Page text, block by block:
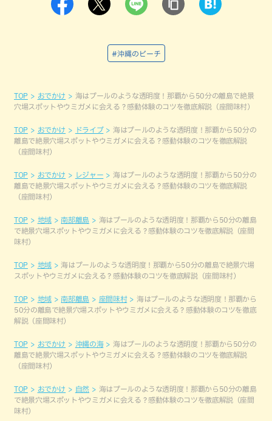
#沖縄のビーチ
TOP おでかけ
海はプールのような透明度！那覇から50分の離島で絶景
穴場スポットやウミガメに会える？感動体験のコツを徹底解説（座間味村）
TOP おでかけ ドライブ
海はプールのような透明度！那覇から50分の
離島で絶景穴場スポットやウミガメに会える？感動体験のコツを徹底解説
（座間味村）
TOP おでかけ レジャー
海はプールのような透明度！那覇から50分の
離島で絶景穴場スポットやウミガメに会える？感動体験のコツを徹底解説
（座間味村）
TOP 地域 南部離島
海はプールのような透明度！那覇から50分の離島
で絶景穴場スポットやウミガメに会える？感動体験のコツを徹底解説（座間
味村）
TOP 地域
海はプールのような透明度！那覇から50分の離島で絶景穴場
スポットやウミガメに会える？感動体験のコツを徹底解説（座間味村）
TOP 地域 南部離島 座間味村
海はプールのような透明度！那覇から
50分の離島で絶景穴場スポットやウミガメに会える？感動体験のコツを徹底
解説（座間味村）
TOP おでかけ 沖縄の海
海はプールのような透明度！那覇から50分の
離島で絶景穴場スポットやウミガメに会える？感動体験のコツを徹底解説
（座間味村）
TOP おでかけ 自然
海はプールのような透明度！那覇から50分の離島
で絶景穴場スポットやウミガメに会える？感動体験のコツを徹底解説（座間
味村）